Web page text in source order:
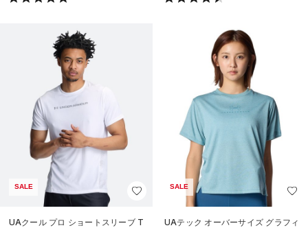
SALE
UAクール プロ ショートスリーブ T
SALE
UAテック オーバーサイズ グラフィ